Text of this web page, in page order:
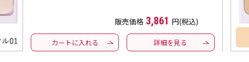
販売価格 3,861 円(税込)
カートに入れる 詳細を見る